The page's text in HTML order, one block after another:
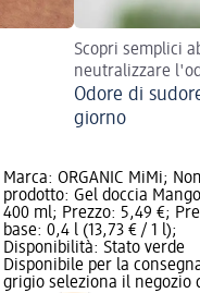
Scopri semplici
neutralizzare
Odore di
giorno
Marca: ORGANIC MiMi;
prodotto: Gel doccia
400 ml; Prezzo: 5,49 €;
base: 0,4 l (13,73 € / 1 l);
Disponibilità: Stato verde
Disponibile per la
grigio seleziona il negozio